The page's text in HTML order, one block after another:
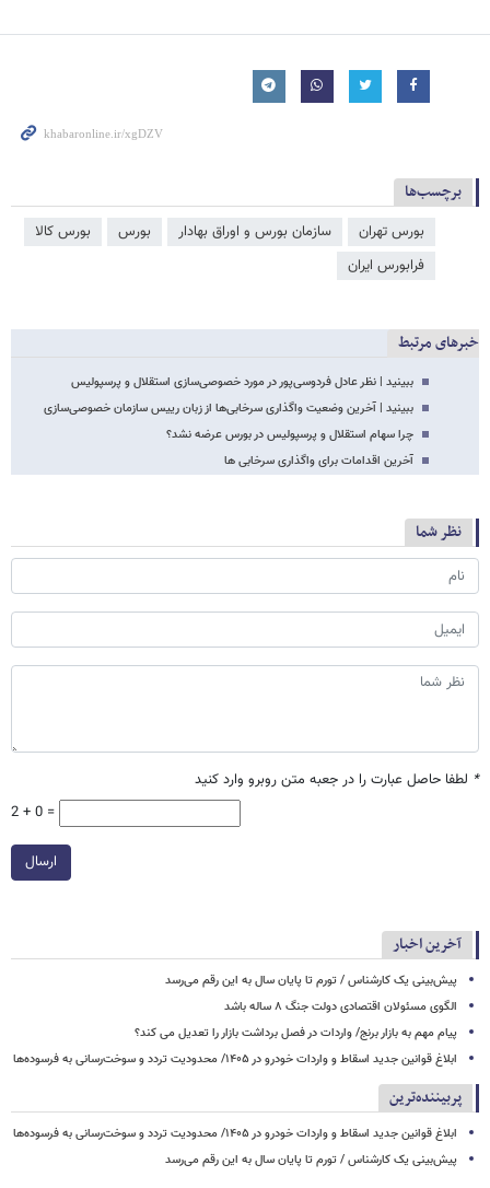
برچسب‌ها
بورس تهران سازمان بورس و اوراق بهادار بورس
بورس کالا
فرا‌‌‌‌‌بورس ایران
خبرهای مرتبط
ببینید | نظر عادل فردوسی‌پور در مورد خصوصی‌سازی استقلال و پرسپولیس
ببینید | آخرین وضعیت واگذاری سرخابی‌ها از زبان رییس سازمان خصوصی‌سازی
چرا سهام استقلال و پرسپولیس در بورس عرضه نشد؟
آخرین اقدامات برای واگذاری سرخابی ‌ها
نظر شما
* لطفا حاصل عبارت را در جعبه متن روبرو وارد کنید
2 + 0 =
ارسال
آخرین اخبار
پیش‌بینی یک کارشناس / تورم تا پایان سال به این رقم می‌رسد
الگوی مسئولان اقتصادی دولت جنگ ۸ ساله باشد
پیام مهم به بازار برنج/ واردات در فصل برداشت بازار را تعدیل می کند؟
ابلاغ قوانین جدید اسقاط و واردات خودرو در ۱۴۰۵/ محدودیت تردد و سوخت‌رسانی به فرسوده‌ها
پربیننده‌ترین
ابلاغ قوانین جدید اسقاط و واردات خودرو در ۱۴۰۵/ محدودیت تردد و سوخت‌رسانی به فرسوده‌ها
پیش‌بینی یک کارشناس / تورم تا پایان سال به این رقم می‌رسد